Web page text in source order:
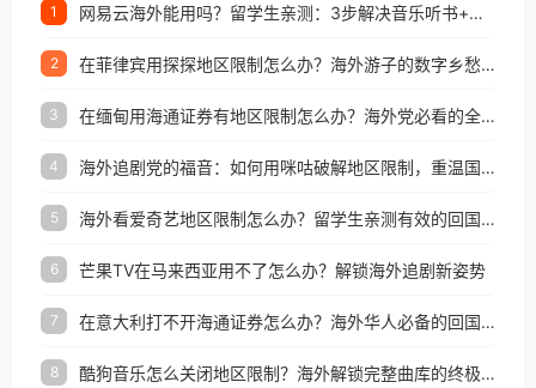
1 网易云海外能用吗？留学生亲测：3步解决音乐听书+银行视频地区限制
2 在菲律宾用探探地区限制怎么办？海外游子的数字乡愁与破局之道
3 在缅甸用海通证券有地区限制怎么办？海外党必看的全场景回国加速指南
4 海外追剧党的福音：如何用咪咕破解地区限制，重温国内精彩
5 海外看爱奇艺地区限制怎么办？留学生亲测有效的回国加速器选择指南
6 芒果TV在马来西亚用不了怎么办？解锁海外追剧新姿势
7 在意大利打不开海通证券怎么办？海外华人必备的回国加速指南（附2026世界杯观赛秘籍）
8 酷狗音乐怎么关闭地区限制？海外解锁完整曲库的终极指南